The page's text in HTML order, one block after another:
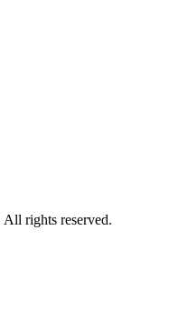
All rights reserved.